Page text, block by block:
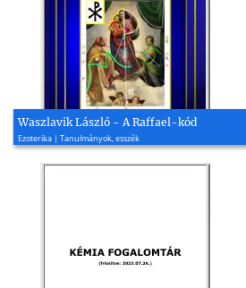
Waszlavik László - A Raffael-kód
Ezoterika | Tanulmányok, esszék